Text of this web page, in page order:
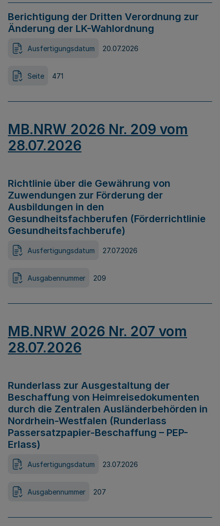
Berichtigung der Dritten Verordnung zur
Änderung der LK-Wahlordnung
Ausfertigungsdatum 20.07.2026
Seite 471
MB.NRW 2026 Nr. 209 vom
28.07.2026
Richtlinie über die Gewährung von
Zuwendungen zur Förderung der
Ausbildungen in den
Gesundheitsfachberufen (Förderrichtlinie
Gesundheitsfachberufe)
Ausfertigungsdatum 27.07.2026
Ausgabennummer 209
MB.NRW 2026 Nr. 207 vom
28.07.2026
Runderlass zur Ausgestaltung der
Beschaffung von Heimreisedokumenten
durch die Zentralen Ausländerbehörden in
Nordrhein-Westfalen (Runderlass
Passersatzpapier-Beschaffung – PEP-
Erlass)
Ausfertigungsdatum 23.07.2026
Ausgabennummer 207